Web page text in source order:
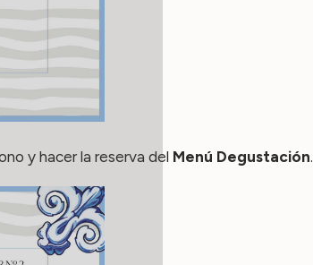
y hacer la reserva del Menú Degustación.